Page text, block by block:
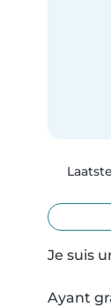
Je suis
Ayant